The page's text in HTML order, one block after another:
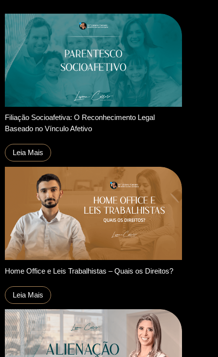
Filiação Socioafetiva: O Reconhecimento Legal
Baseado no Vínculo Afetivo
Leia Mais
Home Office e Leis Trabalhistas – Quais os Direitos?
Leia Mais